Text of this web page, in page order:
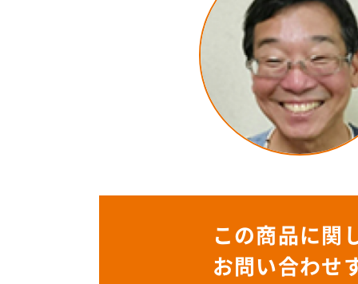
この商品に関
お問い合わせ